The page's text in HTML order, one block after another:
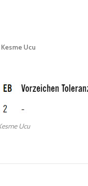
Ucu
Ucu